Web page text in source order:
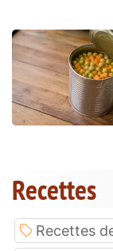
Recettes
Recettes